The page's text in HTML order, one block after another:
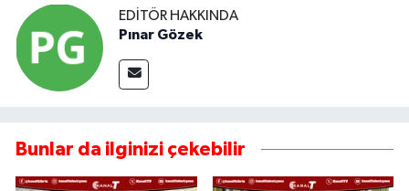
EDITÖR HAKKINDA
Pınar Gözek
Bunlar da ilginizi çekebilir